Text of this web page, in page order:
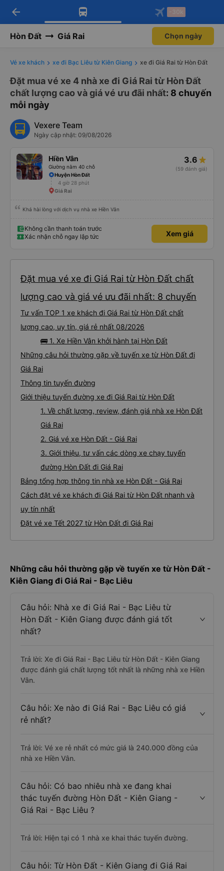
Tải app Vexere ngay!
Nhận ưu đãi thành viên độc
Mở app
Tải app Vexere
-30k/ghế khi đặt vé máy bay qua
Mở app
arrow_back -30k
Hòn Đất Giá Rai Chọn ngày
Vé xe khách xe đi Bạc Liêu từ Kiên Giang xe đi Giá Rai từ Hòn Đất
Đặt mua vé xe 4 nhà xe đi Giá Rai từ Hòn Đất
chất lượng cao và giá vé ưu đãi nhất: 8 chuyến
mỗi ngày
Vexere Team
Ngày cập nhật: 09/08/2026
Hiền Vân
Giường nằm 40 chỗ
3.6
(59 đánh giá)
Huyện Hòn Đất
4 giờ 28 phút
Giá Rai
Khá hài lòng với dịch vụ nhà xe Hiền Vân
Không cần thanh toán trước
Xác nhận chỗ ngay lập tức
Xem giá
Đặt mua vé xe đi Giá Rai từ Hòn Đất chất
lượng cao và giá vé ưu đãi nhất: 8 chuyến
Tư vấn TOP 1 xe khách đi Giá Rai từ Hòn Đất chất
lượng cao, uy tín, giá rẻ nhất 08/2026
🚌 1. Xe Hiền Vân khởi hành tại Hòn Đất
Những câu hỏi thường gặp về tuyến xe từ Hòn Đất đi
Giá Rai
Thông tin tuyến đường
Giới thiệu tuyến đường xe đi Giá Rai từ Hòn Đất
1. Về chất lượng, review, đánh giá nhà xe Hòn Đất
Giá Rai
2. Giá vé xe Hòn Đất - Giá Rai
3. Giới thiệu, tư vấn các dòng xe chạy tuyến
đường Hòn Đất đi Giá Rai
Bảng tổng hợp thông tin nhà xe Hòn Đất - Giá Rai
Cách đặt vé xe khách đi Giá Rai từ Hòn Đất nhanh và
uy tín nhất
Đặt vé xe Tết 2027 từ Hòn Đất đi Giá Rai
Những câu hỏi thường gặp về tuyến xe từ Hòn Đất -
Kiên Giang đi Giá Rai - Bạc Liêu
Câu hỏi: Nhà xe đi Giá Rai - Bạc Liêu từ
Hòn Đất - Kiên Giang được đánh giá tốt
nhất?
Trả lời: Xe đi Giá Rai - Bạc Liêu từ Hòn Đất - Kiên Giang
được đánh giá chất lượng tốt nhất là những nhà xe Hiền
Vân.
Câu hỏi: Xe nào đi Giá Rai - Bạc Liêu có giá
rẻ nhất?
Trả lời: Vé xe rẻ nhất có mức giá là 240.000 đồng của
nhà xe Hiền Vân.
Câu hỏi: Có bao nhiêu nhà xe đang khai
thác tuyến đường Hòn Đất - Kiên Giang -
Giá Rai - Bạc Liêu ?
Trả lời: Hiện tại có 1 nhà xe khai thác tuyến đường.
Câu hỏi: Từ Hòn Đất - Kiên Giang đi Giá Rai